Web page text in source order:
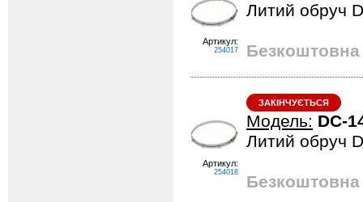
Артикул:
254017
Литий обруч
Безкоштовна
Артикул:
254018
ЗАКІНЧУЄТЬСЯ
Модель: DC-
Литий обруч
Безкоштовна